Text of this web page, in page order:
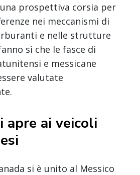
prospettiva corsia per
nei meccanismi di
e nelle strutture
sì che le fasce di
e messicane
valutate
apre ai veicoli
si è unito al Messico